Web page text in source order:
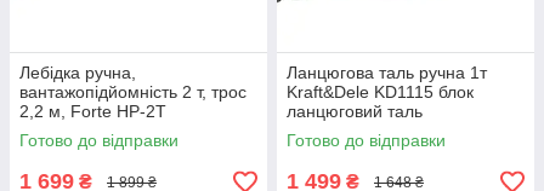
Лебідка ручна,
вантажопідйомність 2 т, трос
2,2 м, Forte HP-2T
Готово до відправки
1 699 ₴ 1 899 ₴
Ланцюгова таль ручна 1т
Kraft&Dele KD1115 блок
ланцюговий таль
Готово до відправки
1 499 ₴ 1 648 ₴